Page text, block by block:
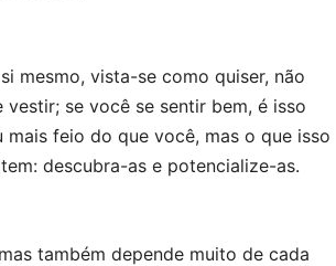
mesmo, vista-se como quiser, não
se você se sentir bem, é isso
feio do que você, mas o que isso
descubra-as e potencialize-as.
também depende muito de cada